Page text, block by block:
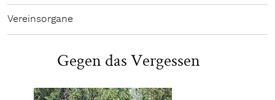
Vereinsorgane
Gegen das Vergessen